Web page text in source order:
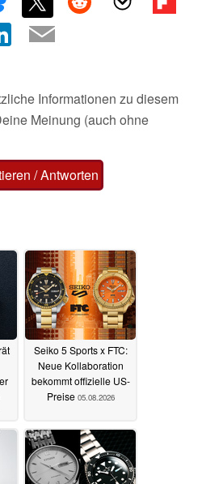
Informationen zu diesem
Meinung (auch ohne
/ Antworten
Seiko 5 Sports x FTC:
Neue Kollaboration
bekommt offizielle US-
Preise 05.08.2026